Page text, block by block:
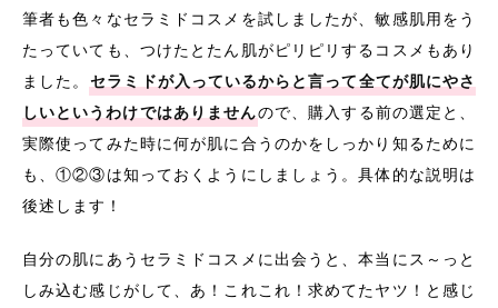
筆者も色々なセラミドコスメを試しましたが、敏感肌用をう
たっていても、つけたとたん肌がピリピリするコスメもあり
ました。 セラミドが入っているからと言って全てが肌にやさ
しいというわけではありませんので、購入する前の選定と、
実際使ってみた時に何が肌に合うのかをしっかり知るために
も、①②③は知っておくようにしましょう。具体的な説明は
後述します！
自分の肌にあうセラミドコスメに出会うと、本当にス～っと
しみ込む感じがして、あ！これこれ！求めてたヤツ！と感じ